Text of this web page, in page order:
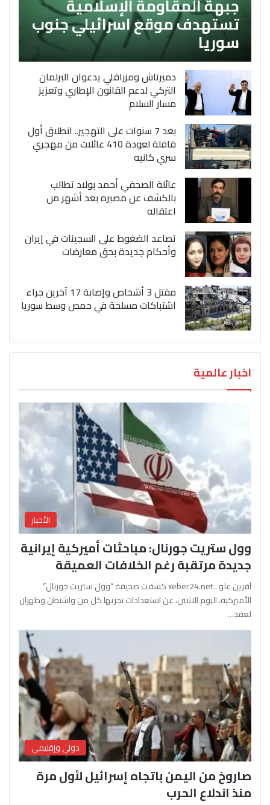
تستهدف موقع اسرائيلي جنوب
سوريا
دميرتاش ومزراقلي يدعوان البرلمان
التركي لدعم القانون الإطاري وتعزيز
مسار السلام
بعد 7 سنوات على التهجير.. انطلاق أول
قافلة لعودة 410 عائلات من مهجري
سري كانيه
عائلة الصحفي أحمد بولاد تطالب
بالكشف عن مصيره بعد أشهر من
اعتقاله
تصاعد الضغوط على السجينات في إيران
وأحكام جديدة بحق معارضات
مقتل 3 أشخاص وإصابة 17 آخرين جراء
اشتباكات مسلحة في حمص وسط سوريا
اخبار عالمية
الأخبار
وول ستريت جورنال: مباحثات أميركية إيرانية
جديدة مرتقبة رغم الخلافات العميقة
آفرين علو ـ xeber24.net كشفت صحيفة “وول ستريت جورنال”
الأميركية، اليوم الاثنين، عن استعدادات تجريها كل من واشنطن وطهران
لعقد…
دولي وإقليمي
صاروخ من اليمن باتجاه إسرائيل لأول مرة
منذ اندلاع الحرب